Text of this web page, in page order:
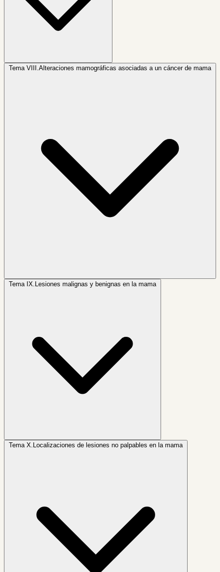
Tema VIII. Alteraciones mamográficas asociadas a un cáncer de mama
Tema IX. Lesiones malignas y benignas en la mama
Tema X. Localizaciones de lesiones no palpables en la mama